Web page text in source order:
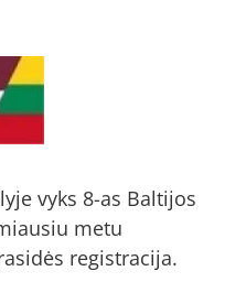
vyks 8-as Baltijos
metu
registracija.